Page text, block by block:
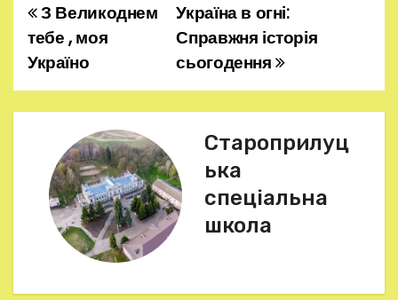
Н
а
в
Україна в огні:
Справжня історія
сьогодення
З Великоднем
тебе , моя
Україно
Староприлуц
ька
спеціальна
школа